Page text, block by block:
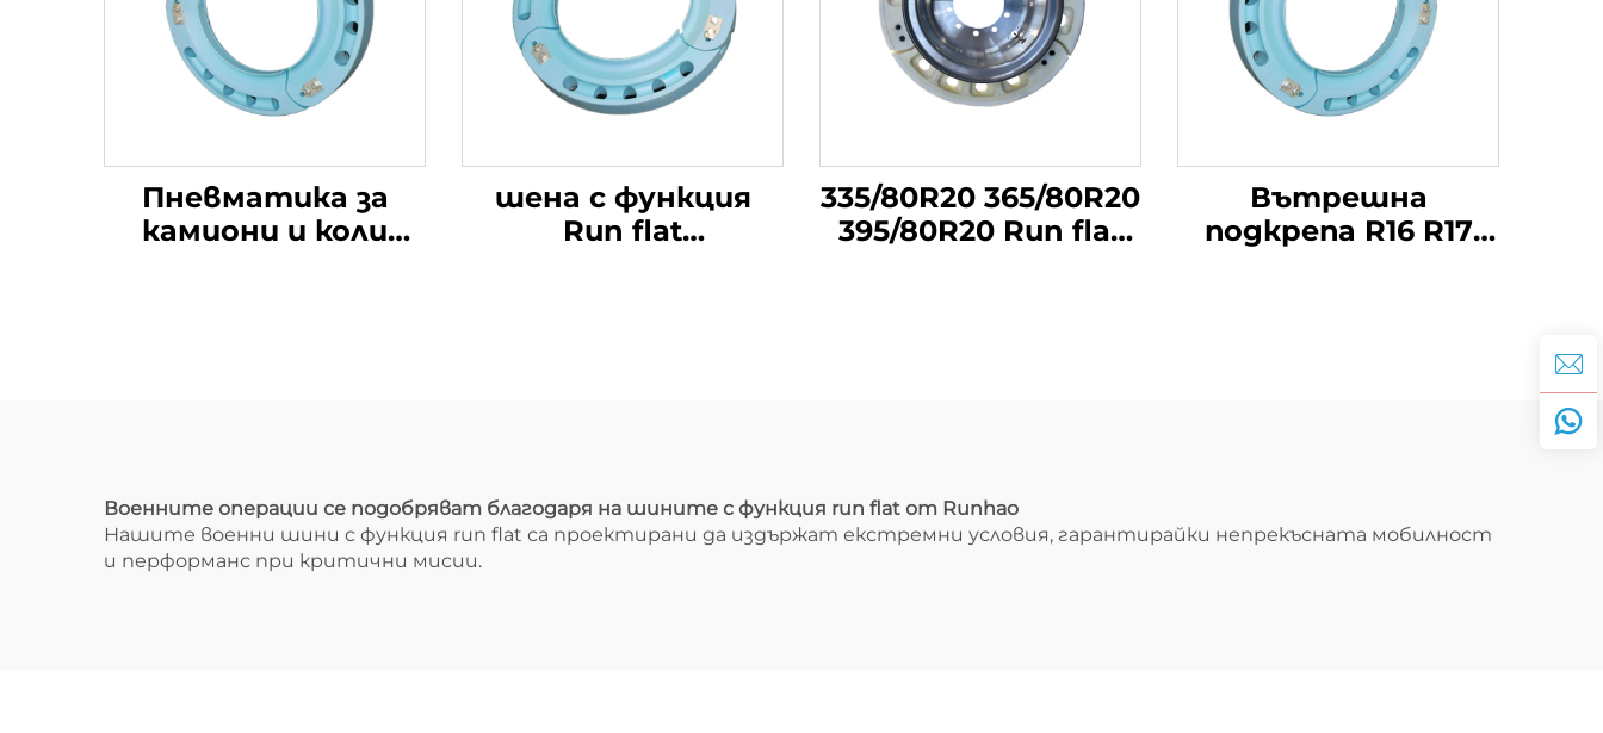
Пневматика за
камиони и коли
шена с функция
Run flat
технология
335/80R20 365/80R20
395/80R20 Run flat
Вътрешна
подкрепа R16 R17
Военните операции се подобряват благодаря на шините с функция run flat от Runhao
Нашите военни шини с функция run flat са проектирани да издържат екстремни условия, гарантирайки непрекъсната мобилност
и перформанс при критични мисии.